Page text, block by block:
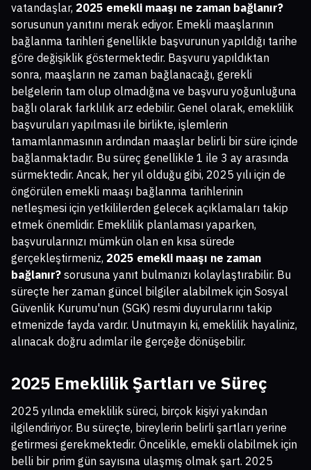
vatandaşlar, 2025 emekli maaşı ne zaman bağlanır?
sorusunun yanıtını merak ediyor. Emekli maaşlarının
bağlanma tarihleri genellikle başvurunun yapıldığı tarihe
göre değişiklik göstermektedir. Başvuru yapıldıktan
sonra, maaşların ne zaman bağlanacağı, gerekli
belgelerin tam olup olmadığına ve başvuru yoğunluğuna
bağlı olarak farklılık arz edebilir. Genel olarak, emeklilik
başvuruları yapılması ile birlikte, işlemlerin
tamamlanmasının ardından maaşlar belirli bir süre içinde
bağlanmaktadır. Bu süreç genellikle 1 ile 3 ay arasında
sürmektedir. Ancak, her yıl olduğu gibi, 2025 yılı için de
öngörülen emekli maaşı bağlanma tarihlerinin
netleşmesi için yetkililerden gelecek açıklamaları takip
etmek önemlidir. Emeklilik planlaması yaparken,
başvurularınızı mümkün olan en kısa sürede
gerçekleştirmeniz, 2025 emekli maaşı ne zaman
bağlanır? sorusuna yanıt bulmanızı kolaylaştırabilir. Bu
süreçte her zaman güncel bilgiler alabilmek için Sosyal
Güvenlik Kurumu'nun (SGK) resmi duyurularını takip
etmenizde fayda vardır. Unutmayın ki, emeklilik hayaliniz,
alınacak doğru adımlar ile gerçeğe dönüşebilir.
2025 Emeklilik Şartları ve Süreç
2025 yılında emeklilik süreci, birçok kişiyi yakından
ilgilendiriyor. Bu süreçte, bireylerin belirli şartları yerine
getirmesi gerekmektedir. Öncelikle, emekli olabilmek için
belli bir prim gün sayısına ulaşmış olmak şart. 2025